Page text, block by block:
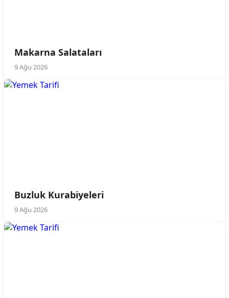
Makarna Salataları
9 Ağu 2026
Buzluk Kurabiyeleri
9 Ağu 2026